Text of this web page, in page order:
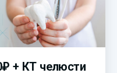
+ КТ челюсти